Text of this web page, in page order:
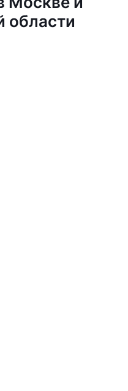
области